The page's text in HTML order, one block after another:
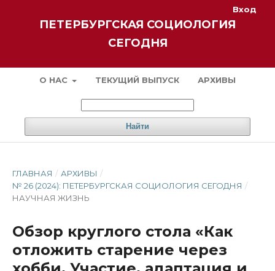
ПЕТЕРБУРГСКАЯ СОЦИОЛОГИЯ
СЕГОДНЯ
О НАС ТЕКУЩИЙ ВЫПУСК АРХИВЫ
Найти
Вход
ГЛАВНАЯ / АРХИВЫ /
№ 26 (2024): ПЕТЕРБУРГСКАЯ СОЦИОЛОГИЯ СЕГОДНЯ /
НАУЧНАЯ ЖИЗНЬ
Обзор круглого стола «Как
отложить старение через